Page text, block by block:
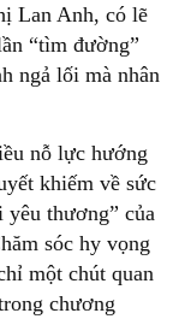
Lan Anh, có lẽ
“tìm đường”
ngả lối mà nhân
nỗ lực hướng
khiếm về sức
yêu thương” của
sóc hy vọng
một chút quan
chương